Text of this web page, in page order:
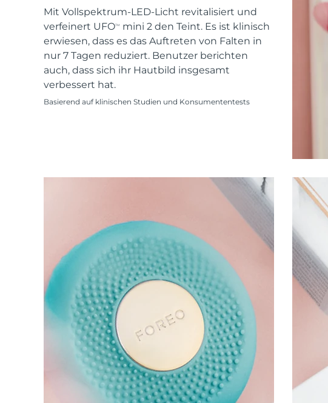
Mit Vollspektrum-LED-Licht revitalisiert und
verfeinert UFOTM
mini 2 den Teint. Es ist klinisch
erwiesen, dass es das Auftreten von Falten in
nur 7 Tagen reduziert. Benutzer berichten
auch, dass sich ihr Hautbild insgesamt
verbessert hat.
Basierend auf klinischen Studien und Konsumententests
Advanced pore care essentials
Serum
For healthy hair
issa™ Teeth Whitening Gel
18% PAP
Kosmetik Männer
FOREO APP